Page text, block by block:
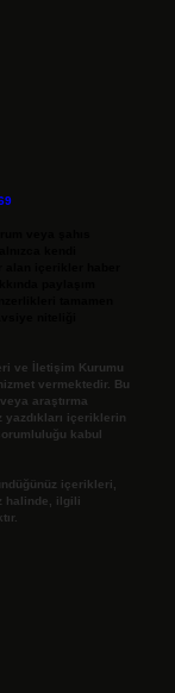
ve İletişim Kurumu
vermektedir. Bu
araştırma
yazdıkları içeriklerin
kabul
içerikleri,
halinde, ilgili